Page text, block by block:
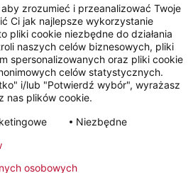
YouTube LinkedIn
zrozumieć i przeanalizować Twoje
Ci jak najlepsze wykorzystanie
pliki cookie niezbędne do działania
naszych celów biznesowych, pliki
spersonalizowanych oraz pliki cookie
celów statystycznych.
i/lub "Potwierdź wybór", wyrażasz
nas plików cookie.
Niezbędne
osobowych